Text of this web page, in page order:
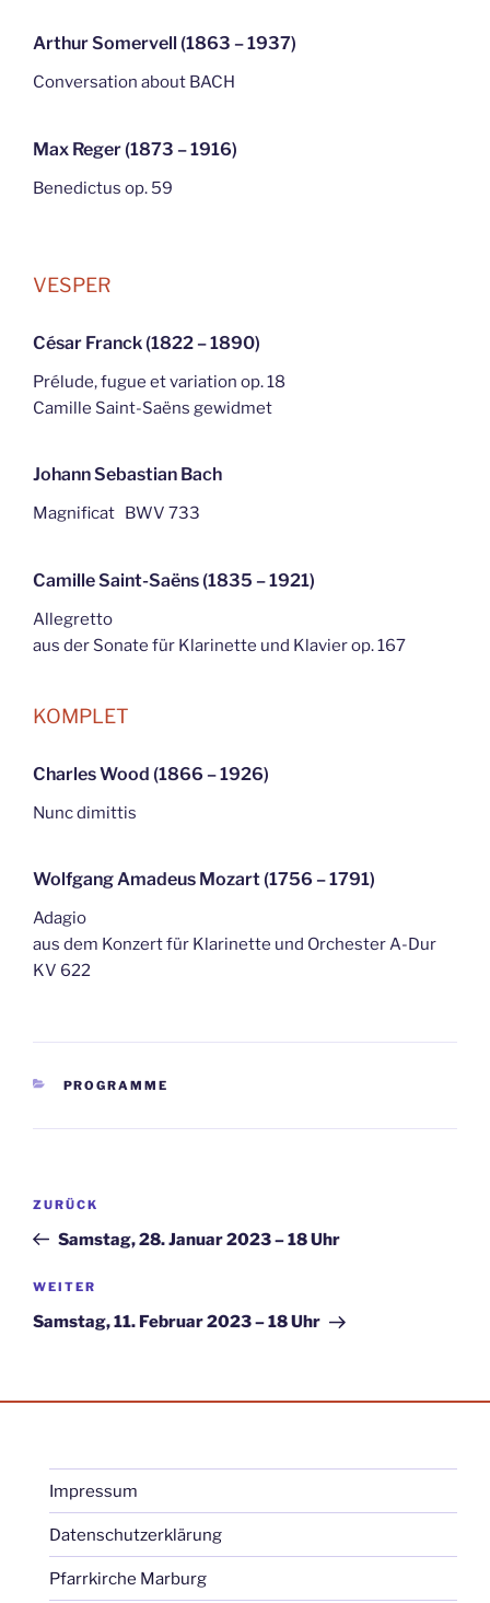
Arthur Somervell (1863 – 1937)
Conversation about BACH
Max Reger (1873 – 1916)
Benedictus op. 59
VESPER
César Franck (1822 – 1890)
Prélude, fugue et variation op. 18
Camille Saint-Saëns gewidmet
Johann Sebastian Bach
Magnificat BWV 733
Camille Saint-Saëns (1835 – 1921)
Allegretto
aus der Sonate für Klarinette und Klavier op. 167
KOMPLET
Charles Wood (1866 – 1926)
Nunc dimittis
Wolfgang Amadeus Mozart (1756 – 1791)
Adagio
aus dem Konzert für Klarinette und Orchester A-Dur
KV 622
KATEGORIEN
PROGRAMME
Beitragsnavigation
Vorheriger
Beitrag
ZURÜCK
Samstag, 28. Januar 2023 – 18 Uhr
Nächster
Beitrag
WEITER
Samstag, 11. Februar 2023 – 18 Uhr
Impressum
Datenschutzerklärung
Pfarrkirche Marburg